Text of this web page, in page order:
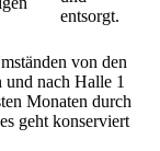
entsorgt.
von den
und nach Halle 1
Monaten durch
geht konserviert